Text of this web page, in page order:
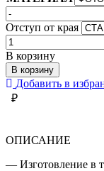
Отступ от края
Количество
товара
ГОРОД
ПАРИЖ
В корзину
В корзину
Добавить в
₽
ОПИСАНИЕ
— Изготовление в